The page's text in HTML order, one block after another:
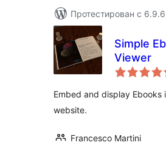
Протестирован с 6.9.6
Simple
Viewer
Embed and display Ebooks
website.
Francesco Martini